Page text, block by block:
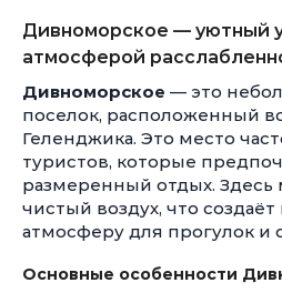
Дивноморское — уютный
атмосферой
Дивноморское — это
поселок, расположенный
Геленджика. Это место
туристов, которые
размеренный отдых. Здесь
чистый воздух, что
атмосферу для прогулок и
Основные особенности